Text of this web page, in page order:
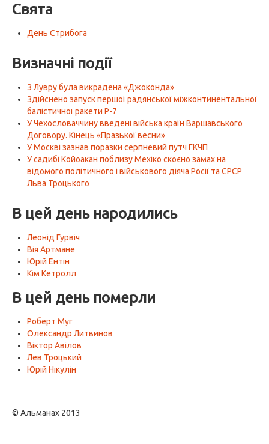
Свята
День Стрибога
Визначні події
З Лувру була викрадена «Джоконда»
Здійснено запуск першої радянської міжконтинентальної
балістичної ракети Р-7
У Чехословаччину введені війська країн Варшавського
Договору. Кінець «Празької весни»
У Москві зазнав поразки серпневий путч ГКЧП
У садибі Койоакан поблизу Мехіко скоєно замах на
відомого політичного і військового діяча Росії та СРСР
Льва Троцького
В цей день народились
Леонід Гурвіч
Вія Артмане
Юрій Ентін
Кім Кетролл
В цей день померли
Роберт Муг
Олександр Литвинов
Віктор Авілов
Лев Троцький
Юрій Нікулін
© Альманах 2013